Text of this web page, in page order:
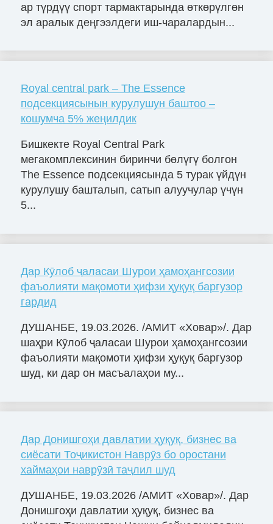
ар түрдүү спорт тармактарында өткөрүлгөн
эл аралык деңгээлдеги иш-чаралардын...
Royal central park – The Essence
подсекциясынын курулушун баштоо –
кошумча 5% жеңилдик
Бишкекте Royal Central Park
мегакомплексинин биринчи бөлүгү болгон
The Essence подсекциясында 5 турак үйдүн
курулушу башталып, сатып алуучулар үчүн
5...
Дар Кӯлоб ҷаласаи Шурои ҳамоҳангсозии
фаъолияти мақомоти ҳифзи ҳуқуқ баргузор
гардид
ДУШАНБЕ, 19.03.2026. /АМИТ «Ховар»/. Дар
шаҳри Кӯлоб ҷаласаи Шурои ҳамоҳангсозии
фаъолияти мақомоти ҳифзи ҳуқуқ баргузор
шуд, ки дар он масъалаҳои му...
Дар Донишгоҳи давлатии ҳуқуқ, бизнес ва
сиёсати Тоҷикистон Наврӯз бо оростани
хаймаҳои наврӯзӣ таҷлил шуд
ДУШАНБЕ, 19.03.2026 /АМИТ «Ховар»/. Дар
Донишгоҳи давлатии ҳуқуқ, бизнес ва